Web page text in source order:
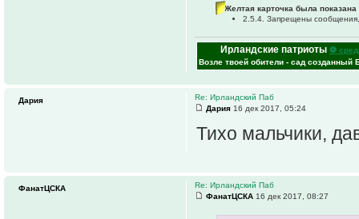
Желтая карточка была показана
2.5.4. Запрещены
Ирландские патриоты ⚽
Возле твоей обители - сад созданный
Re: Ирландский Паб
Дария 16 дек 2017, 05:24
Тихо мальчики,
Дария
Re: Ирландский Паб
ФанатЦСКА 16 дек 2017, 08:27
ФанатЦСКА